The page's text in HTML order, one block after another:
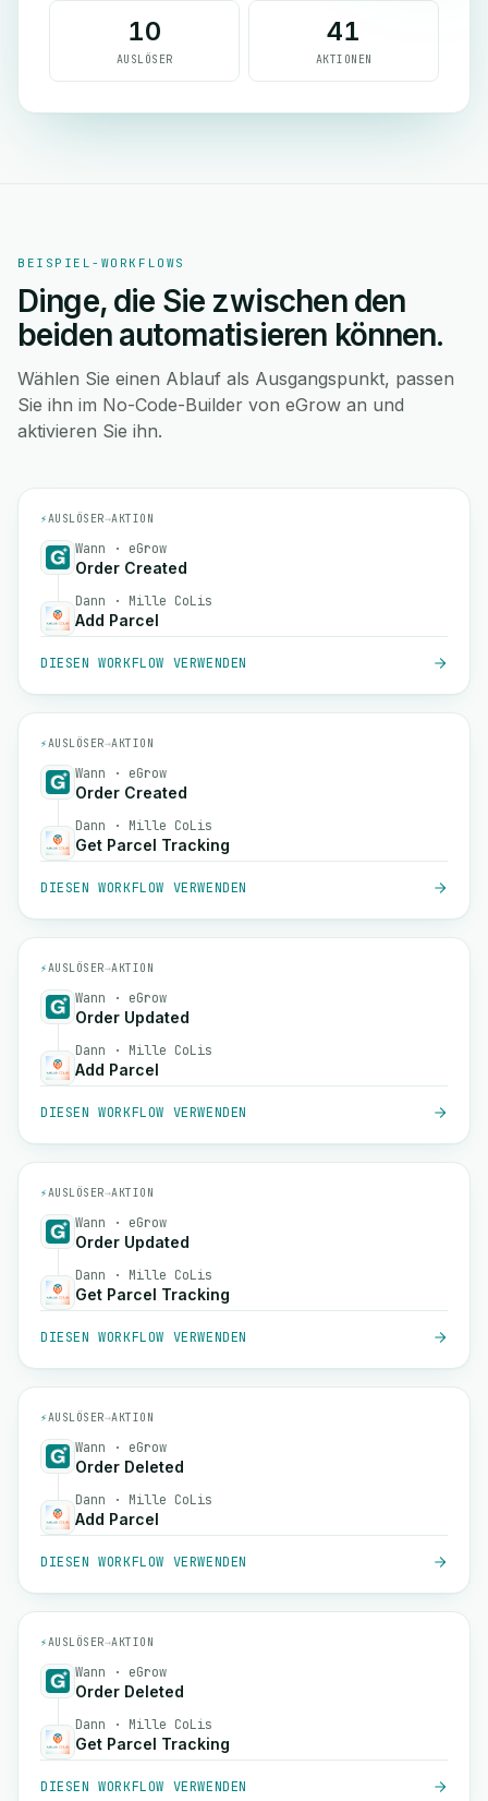
10
AUSLÖSER
41
AKTIONEN
BEISPIEL-WORKFLOWS
Dinge, die Sie zwischen den
beiden automatisieren können.
Wählen Sie einen Ablauf als Ausgangspunkt, passen
Sie ihn im No-Code-Builder von eGrow an und
aktivieren Sie ihn.
⚡AUSLÖSER→AKTION
Wann · eGrow
Order Created
Dann · Mille CoLis
Add Parcel
DIESEN WORKFLOW VERWENDEN
⚡AUSLÖSER→AKTION
Wann · eGrow
Order Created
Dann · Mille CoLis
Get Parcel Tracking
DIESEN WORKFLOW VERWENDEN
⚡AUSLÖSER→AKTION
Wann · eGrow
Order Updated
Dann · Mille CoLis
Add Parcel
DIESEN WORKFLOW VERWENDEN
⚡AUSLÖSER→AKTION
Wann · eGrow
Order Updated
Dann · Mille CoLis
Get Parcel Tracking
DIESEN WORKFLOW VERWENDEN
⚡AUSLÖSER→AKTION
Wann · eGrow
Order Deleted
Dann · Mille CoLis
Add Parcel
DIESEN WORKFLOW VERWENDEN
⚡AUSLÖSER→AKTION
Wann · eGrow
Order Deleted
Dann · Mille CoLis
Get Parcel Tracking
DIESEN WORKFLOW VERWENDEN